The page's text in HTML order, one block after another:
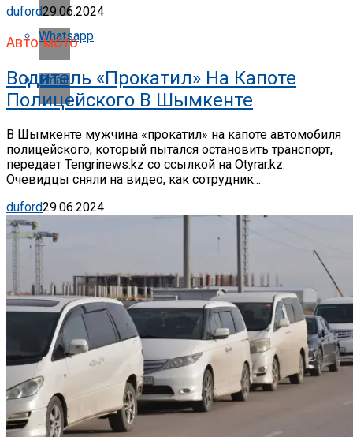
Whatsapp
Email
duford29.06.2024
Авто-мото
Водитель «прокатил» На Капоте
Полицейского В Шымкенте
В Шымкенте мужчина «прокатил» на капоте автомобиля
полицейского, который пытался остановить транспорт,
передает Tengrinews.kz со ссылкой на Otyrar.kz.
Очевидцы сняли на видео, как сотрудник...
duford29.06.2024